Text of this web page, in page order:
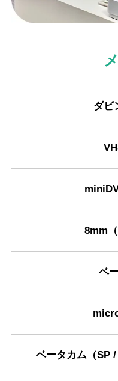
ダビ
8mm
ベ
ベータカム（SP